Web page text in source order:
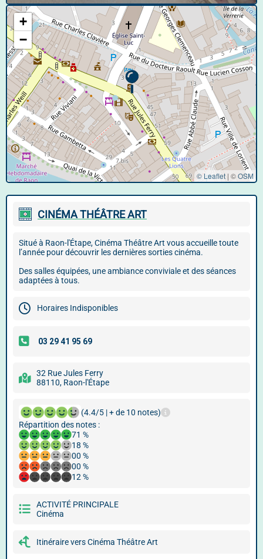
+
−
© Leaflet | ©OSM
CINÉMA THÉÂTRE ART
Situé à Raon-l'Étape, Cinéma Théâtre Art vous accueille toute
l’année pour découvrir les dernières sorties cinéma.
Des salles équipées, une ambiance conviviale et des séances
adaptées à tous.
Horaires Indisponibles
32 Rue Jules Ferry
88110, Raon-l'Étape
(4.4/5 | + de 10 notes)
Répartition des notes :
71 %
18 %
00 %
00 %
12 %
ACTIVITÉ PRINCIPALE
Cinéma
Itinéraire vers Cinéma Théâtre Art